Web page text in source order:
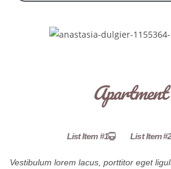
Apartment
List Item #1 List Item
Vestibulum lorem lacus, porttitor eget